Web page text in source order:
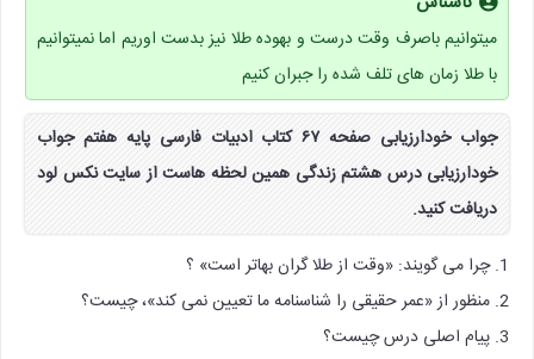
میتوانیم باصرف وقت درست و بهوده طلا نیز بدست اوریم اما نمیتوانیم
با طلا زمان های تلف شده را جبران کنیم
جواب خودارزیابی صفحه ۶۷ کتاب ادبیات فارسی پایه هفتم جواب
خودارزیابی درس هشتم زندگی همین لحظه هاست از سایت نکس لود
دریافت کنید.
1. چرا می گویند: «وقت از طلا گران بهاتر است» ؟
2. منظور از «عمر حقیقی را شناسنامه ما تعیین نمی کند»، چیست؟
3. پیام اصلی درس چیست؟